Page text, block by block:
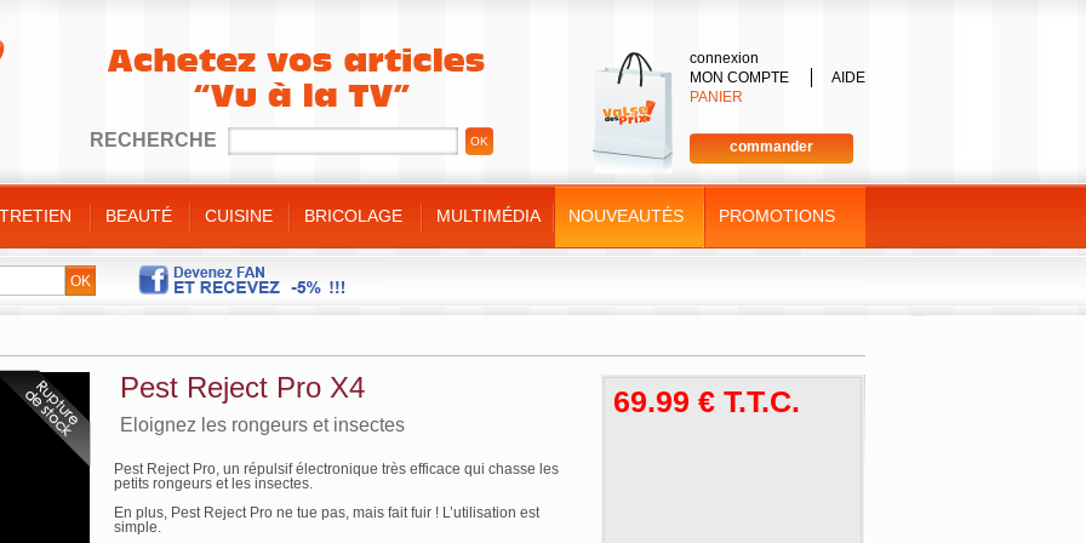
AIDE
MON COMPTE
connexion
PANIER
commander
divers
BEAUTÉ
Pieds
et bijoux
CUISINE
sauteuses
de cuisine
silicone
bambou
BRICOLAGE
Bricolage
MULTIMÉDIA NOUVEAUTÉS PROMOTIONS
RECHERCHE
Pest Reject Pro X4
Eloignez les rongeurs et insectes
69.99 € T.T.C.
Pest Reject Pro, un répulsif électronique très efficace qui chasse les
petits rongeurs et les insectes.
En plus, Pest Reject Pro ne tue pas, mais fait fuir ! L’utilisation est
simple.